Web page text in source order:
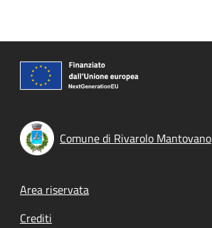
Comune di Rivarolo Mantovano
Footer menu
Area riservata
Crediti